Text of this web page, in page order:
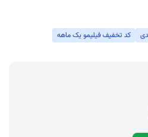
کد تخفیف فیلیمو یک ماهه